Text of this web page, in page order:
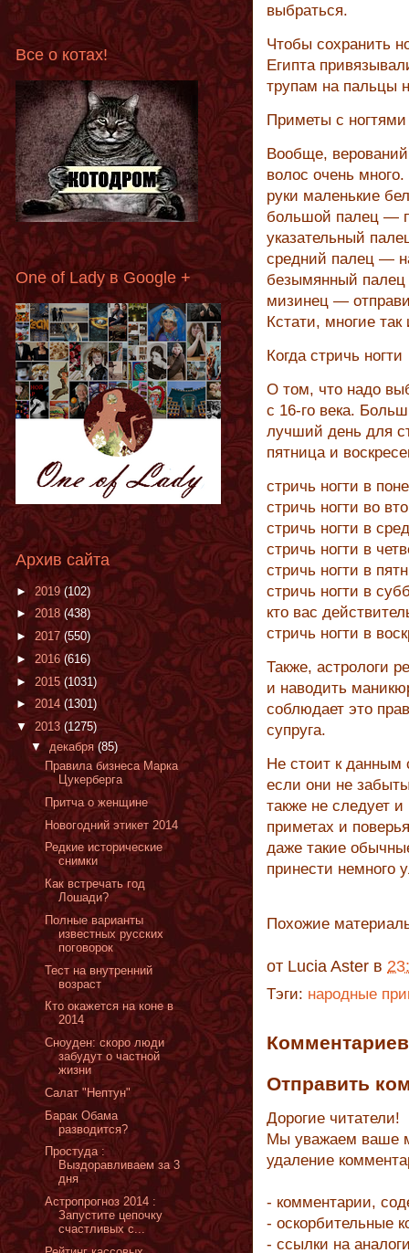
выбраться.
Чтобы сохранить
Египта
трупам на пальцы
Приметы с ногтями
Вообще,
волос очень
руки маленькие
большой палец —
указательный
средний палец —
безымянный палец
мизинец —
Кстати, многие
Когда стричь ногти
О том, что надо
с 16-го века.
лучший день для
пятница и
стричь ногти в
стричь ногти во
стричь ногти в
стричь ногти в
стричь ногти в
стричь ногти в
кто вас
стричь ногти в
Также, астрологи
и наводить
соблюдает это
супруга.
Не стоит к данным
если они не
также не следует
приметах и
даже такие
принести немного
Похожие
от Lucia Aster в
Тэги: народные
Отправить
Дорогие читатели!
Мы уважаем ваше
удаление
- комментарии,
- оскорбительные
- ссылки на
Все о котах!
One of Lady в Google +
Архив сайта
► 2019 (102)
►2018 (438)
► 2017 (550)
► 2016(616)
► 2015 (1031)
►2014 (1301)
▼ 2013 (1275)
▼декабря (85)
Правила бизнеса Марка
Цукерберга
Притча о женщине
Новогодний этикет 2014
Редкие исторические
снимки
Как встречать год
Лошади?
Полные варианты
известных русских
поговорок
Тест на внутренний
возраст
Кто окажется на коне в
2014
Сноуден: скоро люди
забудут о частной
жизни
Салат "Нептун"
Барак Обама
разводится?
Простуда :
Выздоравливаем за 3
дня
Астропрогноз 2014 :
Запустите цепочку
счастливых с...